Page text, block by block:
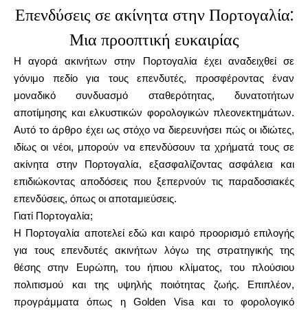
Όροι ανάθεσης απαιτήσεων
Γκαλερί μαρκών
Επιλογή μάρκας
Υπολογιστές
Ιστορικό γύρων
Επενδύσεις σε ακίνητα στην Πορτογαλία:
Μια προοπτική ευκαιρίας
Η αγορά ακινήτων στην Πορτογαλία έχει αναδειχθεί σε
γόνιμο πεδίο για τους επενδυτές, προσφέροντας έναν
μοναδικό συνδυασμό σταθερότητας, δυνατοτήτων
αποτίμησης και ελκυστικών φορολογικών πλεονεκτημάτων.
Αυτό το άρθρο έχει ως στόχο να διερευνήσει πώς οι ιδιώτες,
ιδίως οι νέοι, μπορούν να επενδύσουν τα χρήματά τους σε
ακίνητα στην Πορτογαλία, εξασφαλίζοντας ασφάλεια και
επιδιώκοντας αποδόσεις που ξεπερνούν τις παραδοσιακές
επενδύσεις, όπως οι αποταμιεύσεις.
Γιατί Πορτογαλία;
Η Πορτογαλία αποτελεί εδώ και καιρό προορισμό επιλογής
για τους επενδυτές ακινήτων λόγω της στρατηγικής της
θέσης στην Ευρώπη, του ήπιου κλίματος, του πλούσιου
πολιτισμού και της υψηλής ποιότητας ζωής. Επιπλέον,
προγράμματα όπως η Golden Visa και το φορολογικό